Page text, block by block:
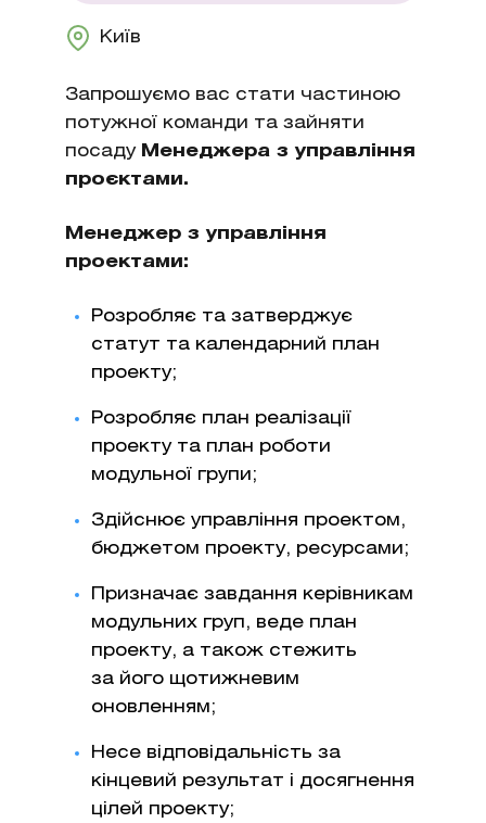
Київ
Запрошуємо вас стати частиною
потужної команди та зайняти
посаду Менеджера з управління
проєктами.
Менеджер з управління
проектами:
Розробляє та затверджує
статут та календарний план
проекту;
Розробляє план реалізації
проекту та план роботи
модульної групи;
Здійснює управління проектом,
бюджетом проекту, ресурсами;
Призначає завдання керівникам
модульних груп, веде план
проекту, а також стежить
за його щотижневим
оновленням;
Несе відповідальність за
кінцевий результат і досягнення
цілей проекту;